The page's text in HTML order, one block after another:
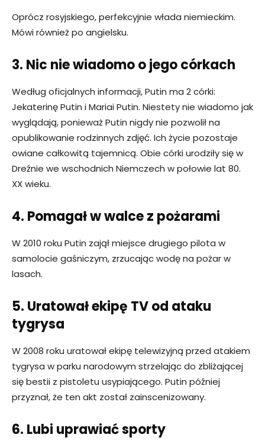
Oprócz rosyjskiego, perfekcyjnie włada niemieckim.
Mówi również po angielsku.
3. Nic nie wiadomo o jego córkach
Według oficjalnych informacji, Putin ma 2 córki:
Jekaterinę Putin i Mariai Putin. Niestety nie wiadomo jak
wyglądają, ponieważ Putin nigdy nie pozwolił na
opublikowanie rodzinnych zdjęć. Ich życie pozostaje
owiane całkowitą tajemnicą. Obie córki urodziły się w
Dreźnie we wschodnich Niemczech w połowie lat 80.
XX wieku.
4. Pomagał w walce z pożarami
W 2010 roku Putin zajął miejsce drugiego pilota w
samolocie gaśniczym, zrzucając wodę na pożar w
lasach.
5. Uratował ekipę TV od ataku
tygrysa
W 2008 roku uratował ekipę telewizyjną przed atakiem
tygrysa w parku narodowym strzelając do zbliżającej
się bestii z pistoletu usypiającego. Putin później
przyznał, że ten akt został zainscenizowany.
6. Lubi uprawiać sporty